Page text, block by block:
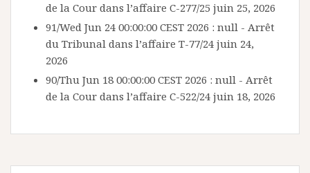
de la Cour dans l’affaire C-277/25 juin 25, 2026
91/Wed Jun 24 00:00:00 CEST 2026 : null - Arrêt
du Tribunal dans l’affaire T-77/24 juin 24,
2026
90/Thu Jun 18 00:00:00 CEST 2026 : null - Arrêt
de la Cour dans l’affaire C-522/24 juin 18, 2026